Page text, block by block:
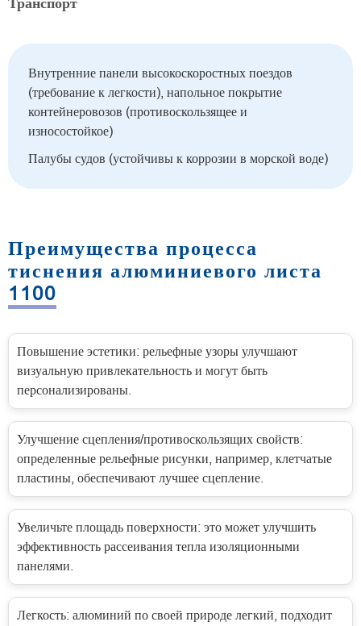
Внутренние панели высокоскоростных поездов
(требование к легкости), напольное покрытие
контейнеровозов (противоскользящее и
износостойкое)
Палубы судов (устойчивы к коррозии в морской воде)
Преимущества процесса
тиснения алюминиевого листа
1100
Повышение эстетики: рельефные узоры улучшают
визуальную привлекательность и могут быть
персонализированы.
Улучшение сцепления/противоскользящих свойств:
определенные рельефные рисунки, например, клетчатые
пластины, обеспечивают лучшее сцепление.
Увеличьте площадь поверхности: это может улучшить
эффективность рассеивания тепла изоляционными
панелями.
Легкость: алюминий по своей природе легкий, подходит